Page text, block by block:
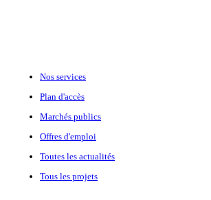
Nos services
Plan d'accès
Marchés publics
Offres d'emploi
Toutes les actualités
Tous les projets